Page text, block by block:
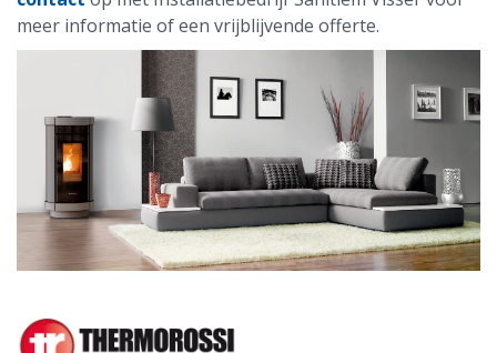
meer informatie of een vrijblijvende offerte.